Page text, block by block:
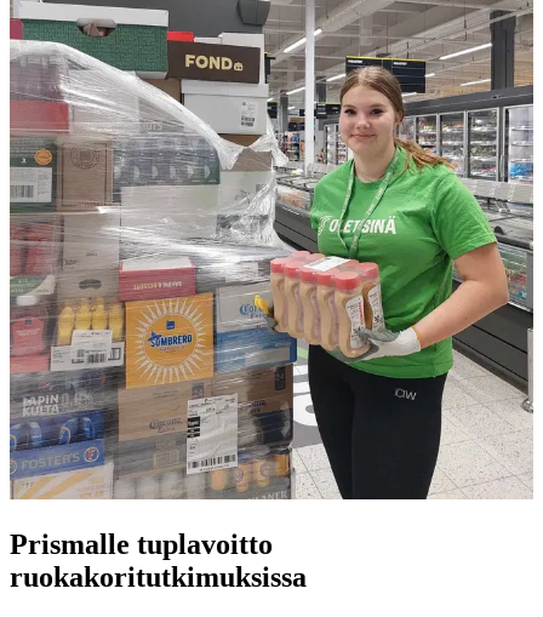
Prismalle tuplavoitto
ruokakoritutkimuksissa